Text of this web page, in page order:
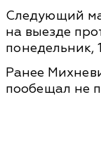
Следующий
на выезде
понедельник,
Ранее
пообещал не